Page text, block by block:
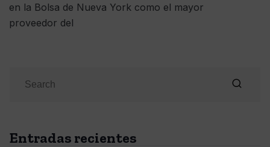
en la Bolsa de Nueva York como el mayor
proveedor del
Entradas recientes